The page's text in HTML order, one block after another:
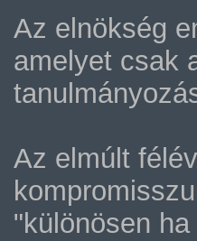
Az elnökség
amelyet csak
Az elmúlt
"különösen